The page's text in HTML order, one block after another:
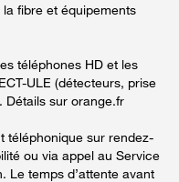
fibre et équipements
téléphones HD et les
ULE (détecteurs, prise
Détails sur orange.fr
téléphonique sur rendez-
ou via appel au Service
Le temps d’attente avant